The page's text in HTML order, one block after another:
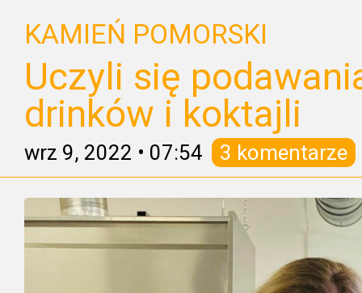
KAMIEŃ POMORSKI
Uczyli się
drinków i koktajli
wrz 9, 2022 • 07:54 3 komentarze